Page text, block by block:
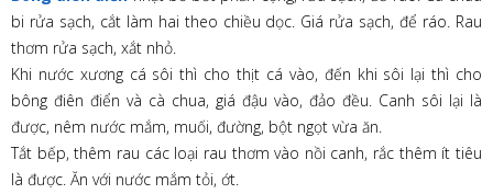
bi rửa sạch, cắt làm hai theo chiều dọc. Giá rửa sạch, để ráo. Rau
thơm rửa sạch, xắt nhỏ.
Khi nước xương cá sôi thì cho thịt cá vào, đến khi sôi lại thì cho
bông điên điển và cà chua, giá đậu vào, đảo đều. Canh sôi lại là
được, nêm nước mắm, muối, đường, bột ngọt vừa ăn.
Tắt bếp, thêm rau các loại rau thơm vào nồi canh, rắc thêm ít tiêu
là được. Ăn với nước mắm tỏi, ớt.